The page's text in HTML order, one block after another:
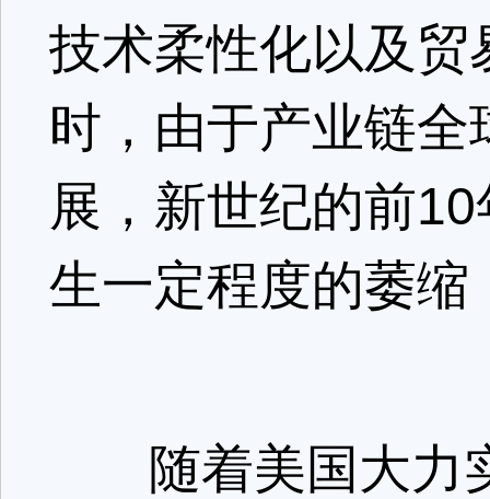
技术柔性化以及
时，由于产业链
展，新世纪的前
生一定程度的萎
随着美国大力实